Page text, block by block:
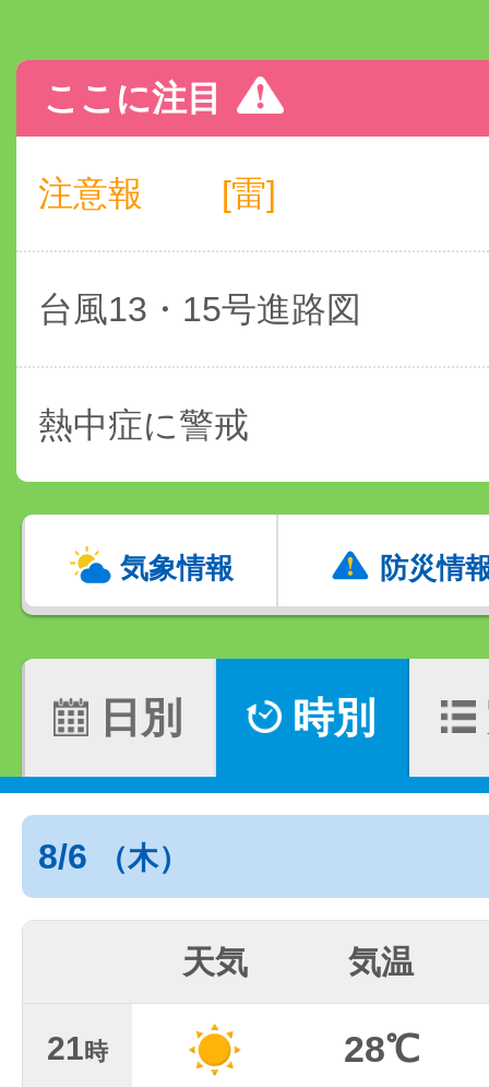
ここに注目
注意報 [雷]
台風13・15号進路図
熱中症に警戒
気象情報 防災情
日別 時別
8/6 （木）
天気 気温
21時 28℃